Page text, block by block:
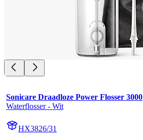
Sonicare Draadloze Power Flosser 3000
Waterflosser - Wit
HX3826/31